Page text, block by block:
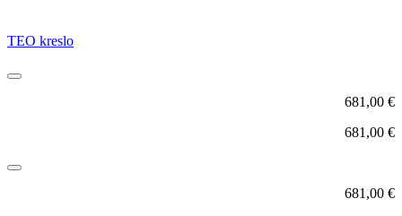
TEO kreslo
681,00 €
681,00 €
681,00 €